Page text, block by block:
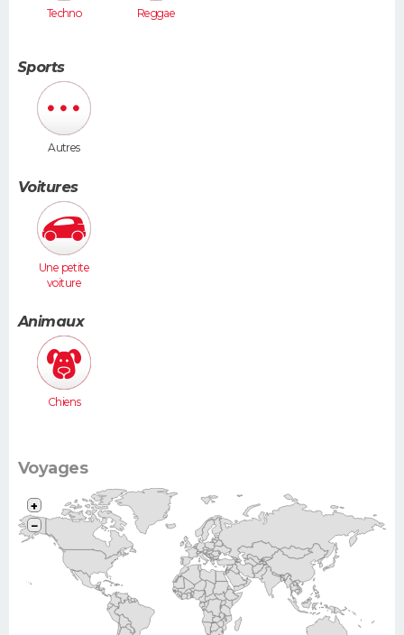
Techno Reggae
Sports
Autres
Voitures
Une petite
voiture
Clio, 206...)
Animaux
Chiens
Voyages
+
−